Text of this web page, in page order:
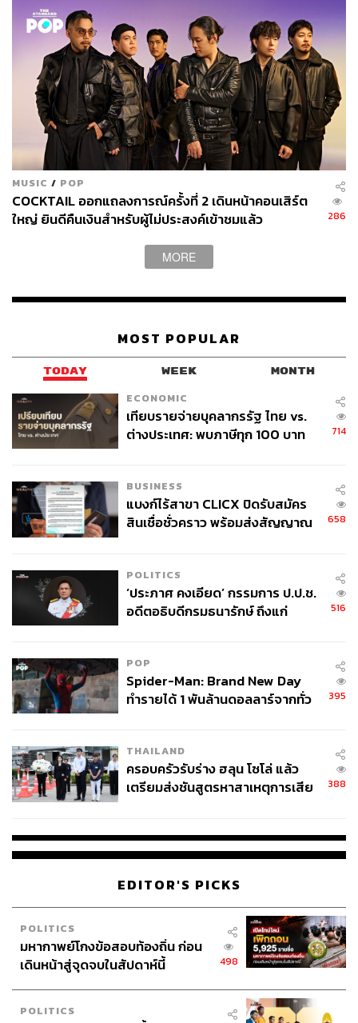
แต่หากใครยังไม่ทราบว่าบาร์หลังตู้ล็อกเกอร์นี้อยู่ที่ใดกัน?
เราบอกได้เพียงว่าอยู่ติดถนนใหญ่ทองหล่อระหว่างซอย 12
กับ 14 สามารถติดตามเพิ่มเติมได้ผ่านทางแฮชแท็ก
#FindTheLockerRoom
อ่านเรื่อง การกลับมาของสปีกอีซีบาร์หลังตู้เก็บของ
#FindTheLockerRoom ที่ตั้งอยู่สักแห่งระหว่างซอย…
Redistillation เป็นการสกัดรสชาติหรือกลิ่นโดย
ใช้อุปกรณ์ที่เรียกว่า Rotovap ที่ใช้ในแล็บ ขั้น
ตอนการทำยา การทดลองแยกสาร หรือการกลั่น
พวกกลิ่น เช่น น้ำมันหอมระเหย
68
ABOUT THE AUTHOR
พฤภัทร ทรงเที่ยง
นักเขียนผู้ชอบความท้าทาย การออกกำลังกาย
ABOUT THE PHOTOGRAPHER
วรรษมน ไตรยศักดา
นักศึกษาปริญญาโทด้าน Gender & Media ณ
กรุงลอนดอน | Instagram: junewatsamon
MUSIC / POP
COCKTAIL ออกแถลงการณ์ครั้งที่ 2 เดินหน้าคอนเสิร์ต
ใหญ่ ยินดีคืนเงินสำหรับผู้ไม่ประสงค์เข้าชมแล้ว
286
MORE
MOST POPULAR
TODAY WEEK MONTH
ECONOMIC
เทียบรายจ่ายบุคลากรรัฐ ไทย vs.
ต่างประเทศ: พบภาษีทุก 100 บาท
714
BUSINESS
แบงก์ไร้สาขา CLICX ปิดรับสมัคร
สินเชื่อชั่วคราว พร้อมส่งสัญญาณ
658
POLITICS
‘ประภาศ คงเอียด’ กรรมการ ป.ป.ช.
อดีตอธิบดีกรมธนารักษ์ ถึงแก่
516
POP
Spider-Man: Brand New Day
ทำรายได้ 1 พันล้านดอลลาร์จากทั่ว
395
THAILAND
ครอบครัวรับร่าง ฮลุน โซโล่ แล้ว
เตรียมส่งชันสูตรหาสาเหตุการเสีย
388
EDITOR'S PICKS
POLITICS
มหากาพย์โกงข้อสอบท้องถิ่น ก่อน
เดินหน้าสู่จุดจบในสัปดาห์นี้
498
POLITICS